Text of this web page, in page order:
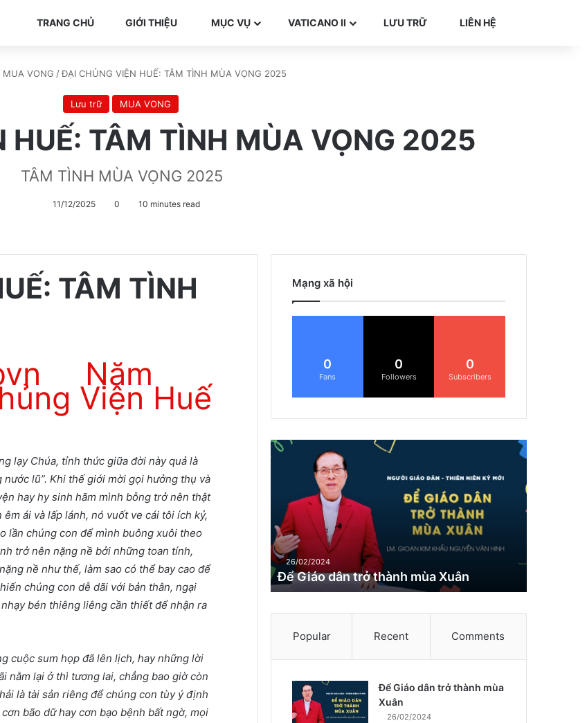
TRANG CHỦ GIỚI THIỆU MỤC VỤ VATICANO II LƯU TRỮ LIÊN HỆ
MUA VONG /ĐẠI CHỦNG VIỆN HUẾ: TÂM TÌNH MÙA VỌNG 2025
Lưu trữ MUA VONG
HUẾ: TÂM TÌNH MÙA VỌNG 2025
TÂM TÌNH MÙA VỌNG 2025
11/12/2025 0 10 minutes read
TÂM TÌNH
Năm
Viện Huế
lạy Chúa, tỉnh thức giữa đời này quả là
lũ”. Khi thế giới mời gọi hưởng thụ và
hay hy sinh hãm mình bỗng trở nên thật
ái và lấp lánh, nó vuốt ve cái tôi ích kỷ,
lần chúng con để mình buông xuôi theo
trở nên nặng nề bởi những toan tính,
nề như thế, làm sao có thể bay cao để
chúng con dễ dãi với bản thân, ngại
bén thiêng liêng cần thiết để nhận ra
cuộc sum họp đã lên lịch, hay những lời
nằm lại ở thì tương lai, chẳng bao giờ còn
là tài sản riêng để chúng con tùy ý định
bão dữ hay cơn bạo bệnh bất ngờ, mọi
Mạng xã hội
0
Fans
0
Followers
0
Subscribers
Đ
ể
d
â
n
t
r
26/02/2024
Để Giáo dân trở thành mùa Xuân
Popular Recent Comments
Để Giáo dân trở thành mùa
Xuân
26/02/2024